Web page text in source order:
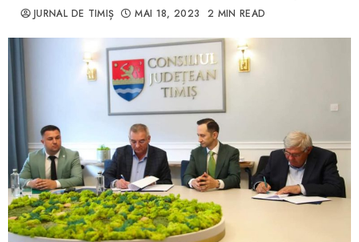
JURNAL DE TIMIȘ MAI 18, 2023 2 MIN READ